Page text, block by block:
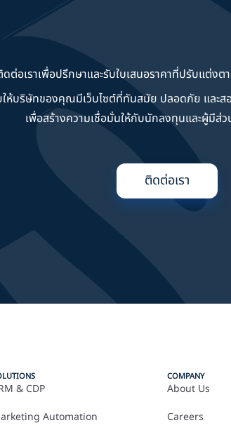
ดต่อเราเพื่อปรึกษาและรับใบเสนอราคาที่ปรับแต่ง
ห้บริษัทของคุณมีเว็บไซต์ที่ทันสมัย ปลอดภัย และ
เพื่อสร้างความเชื่อมั่นให้กับนักลงทุนและผู้มีส่
ติดต่อเรา
& CDP
Automation
COMPANY
About Us
Careers